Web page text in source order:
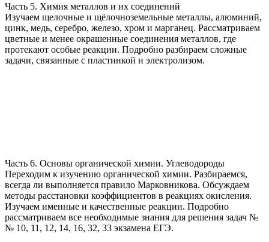
Часть 5. Химия металлов и их соединений
Изучаем щелочные и щёлочноземельные металлы, алюминий,
цинк, медь, серебро, железо, хром и марганец. Рассматриваем
цветные и менее окрашенные соединения металлов, где
протекают особые реакции. Подробно разбираем сложные
задачи, связанные с пластинкой и электролизом.
Часть 6. Основы органической химии. Углеводороды
Переходим к изучению органической химии. Разбираемся,
всегда ли выполняется правило Марковникова. Обсуждаем
методы расстановки коэффициентов в реакциях окисления.
Изучаем именные и качественные реакции. Подробно
рассматриваем все необходимые знания для решения задач №
№ 10, 11, 12, 14, 16, 32, 33 экзамена ЕГЭ.